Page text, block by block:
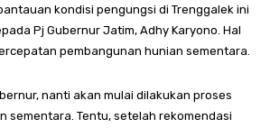
kondisi pengungsi di Trenggalek ini
Pj Gubernur Jatim, Adhy Karyono. Hal
pembangunan hunian sementara.
nanti akan mulai dilakukan proses
sementara. Tentu, setelah rekomendasi